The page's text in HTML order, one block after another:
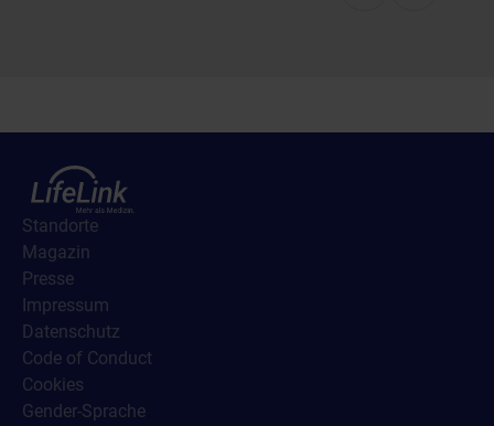
Standorte
Magazin
Presse
Impressum
Datenschutz
Code of Conduct
Cookies
Gender-Sprache